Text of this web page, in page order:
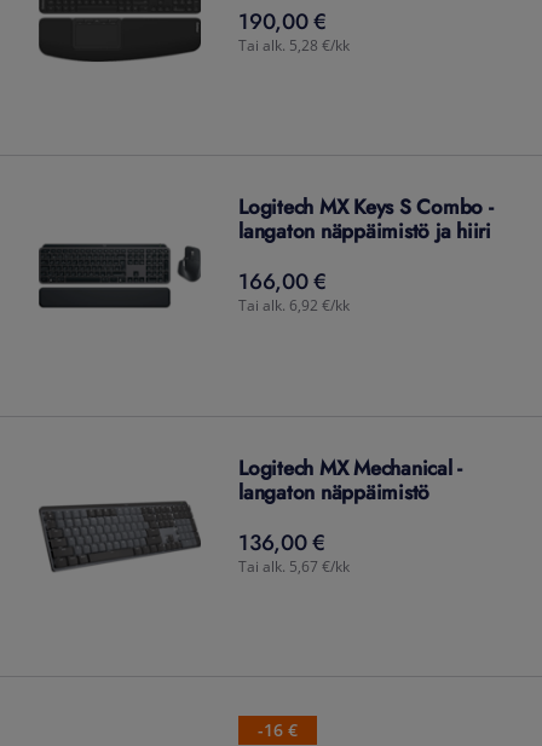
190,00 €
190,00€
Tai alk. 5,28 €/kk
Logitech MX Keys S Combo -
langaton näppäimistö ja hiiri
166,00 €
166,00€
Tai alk. 6,92 €/kk
Logitech MX Mechanical -
langaton näppäimistö
136,00 €
136,00€
Tai alk. 5,67 €/kk
-16 €